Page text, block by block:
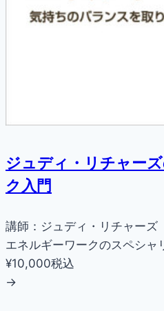
ジュディ・リチャー
ク入門
講師：ジュディ・リチャーズ
エネルギーワークのスペシ
¥10,000税込
→